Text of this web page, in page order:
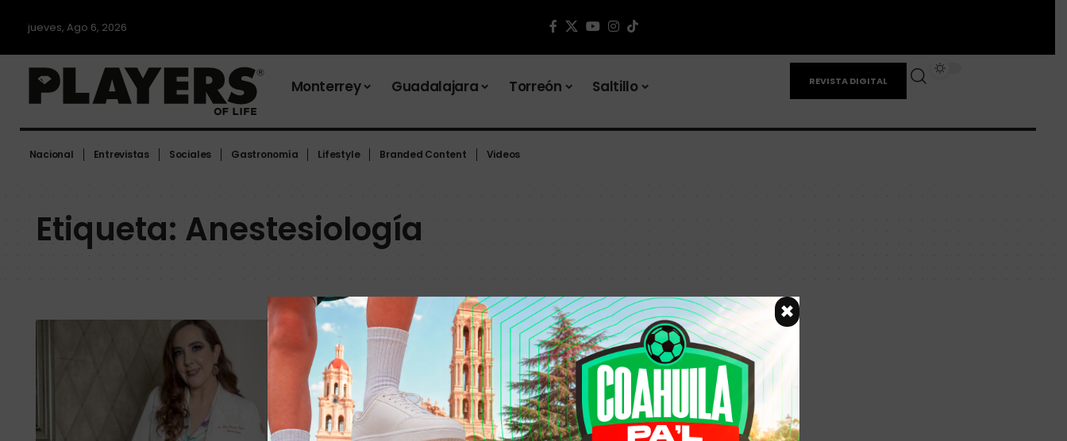
jueves, Ago 6, 2026
Monterrey Guadalajara Torreón Saltillo REVISTA DIGITAL
Nacional Entrevistas Sociales Gastronomía Lifestyle Branded Content Videos
Etiqueta: Anestesiología
×